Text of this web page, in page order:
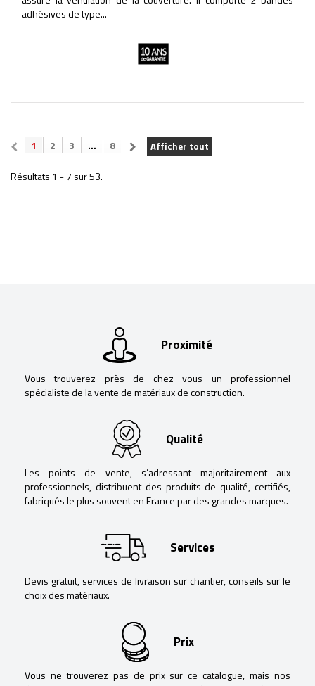
adhésives de type...
Afficher tout
1 2 3 ... 8
Résultats 1 - 7 sur 53.
Proximité
Vous trouverez près de chez vous un professionnel
spécialiste de la vente de matériaux de construction.
Qualité
Les points de vente, s’adressant majoritairement aux
professionnels, distribuent des produits de qualité, certifiés,
fabriqués le plus souvent en France par des grandes marques.
Services
Devis gratuit, services de livraison sur chantier, conseils sur le
choix des matériaux.
Prix
Vous ne trouverez pas de prix sur ce catalogue, mais nos